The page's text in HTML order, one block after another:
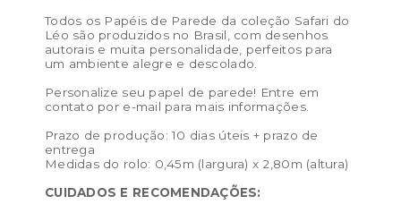
Todos os Papéis de Parede da coleção Safari do
Léo são produzidos no Brasil, com desenhos
autorais e muita personalidade, perfeitos para
um ambiente alegre e descolado.
Personalize seu papel de parede! Entre em
contato por e-mail para mais informações.
Prazo de produção: 10 dias úteis + prazo de
entrega
Medidas do rolo: 0,45m (largura) x 2,80m (altura)
CUIDADOS E RECOMENDAÇÕES: